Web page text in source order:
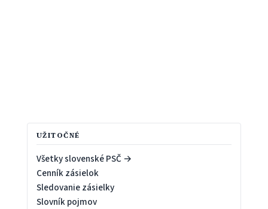
UŽITOČNÉ
Všetky slovenské PSČ →
Cenník zásielok
Sledovanie zásielky
Slovník pojmov